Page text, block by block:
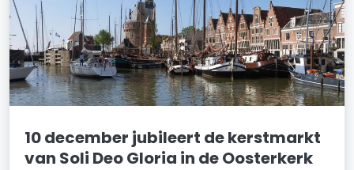
10 december jubileert de kerstmarkt
van Soli Deo Gloria in de Oosterkerk